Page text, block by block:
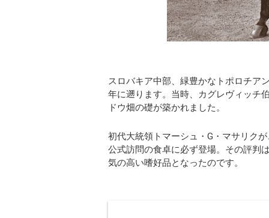
スロバキア中部、緑豊かなトポロチア
年に遡ります。当時、カグレヴィッチ
ドウ畑の礎が築かれました。
初代大統領トマーシュ・G・マサリク
公式訪問の食卓に必ず登場。その評判
気の高い嗜好品となったのです。